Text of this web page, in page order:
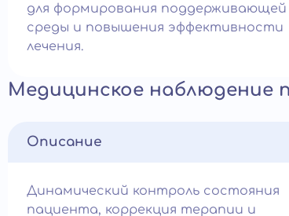
для формирования поддерживающей
среды и повышения эффективности
лечения.
Медицинское наблюдение
Описание
Динамический контроль состояния
пациента, коррекция терапии и